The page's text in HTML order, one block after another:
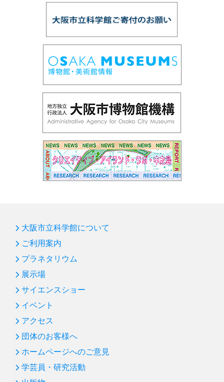
大阪市立科学館について
ご利用案内
プラネタリウム
展示場
サイエンスショー
イベント
アクセス
団体のお客様へ
ホームページへのご意見
学芸員・研究活動